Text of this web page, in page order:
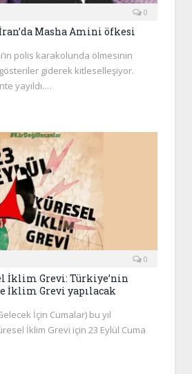
0
Masha Amini öfkesi
polis karakolunda ölmesinin
giderek kitleselleşiyor.
yayıldı.…
0
İklim Grevi: Türkiye’nin
İklim Grevi yapılacak
İçin Cumalar) bu yıl
İklim Grevi için 23 Eylül Cuma